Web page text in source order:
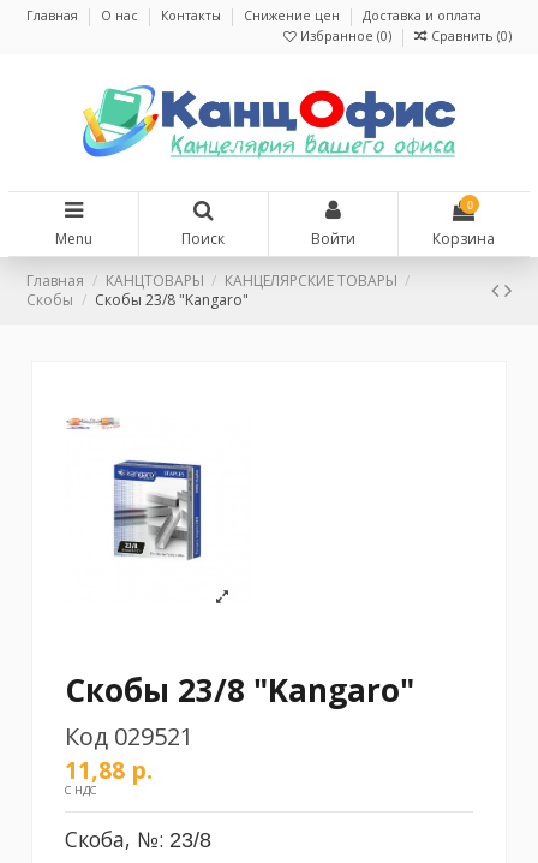
Главная О нас Контакты Снижение цен
Доставка и оплата
Избранное (0) Сравнить (0)
Menu Поиск Войти
0
Корзина
Главная КАНЦТОВАРЫ
КАНЦЕЛЯРСКИЕ ТОВАРЫ
Скобы
Скобы 23/8 "Kangaro"
Скобы 23/8 "Kangaro"
Код 029521
11,88 р.
С НДС
Скоба, №: 23/8